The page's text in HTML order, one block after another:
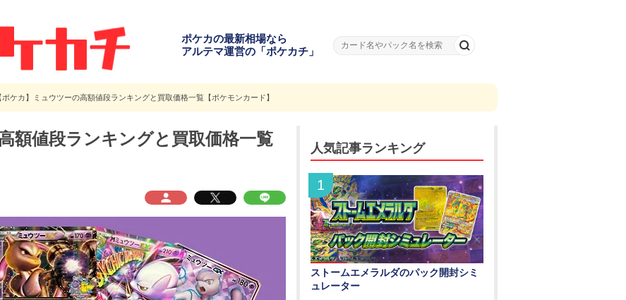
ポケカの最新相場なら
アルテマ運営の「ポケカチ」
ポケカ】ミュウツーの高額値段ランキングと買取価格一覧【ポケモンカード】
額値段ランキングと買取価格一覧
人気記事ランキング
ストームエメラルダのパック開封シミ
ュレーター